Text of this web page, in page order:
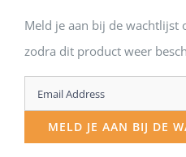
Meld je aan bij de wachtlijst
zodra dit product weer
Enter
your
email
MELD JE AAN BIJ DE